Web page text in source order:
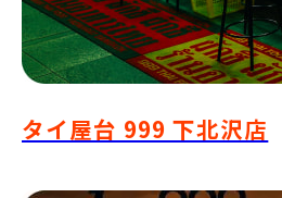
タイ屋台 999 下北沢店